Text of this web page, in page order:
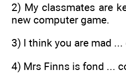
2) My classmates are
new computer game.
3) I think you are mad ...
4) Mrs Finns is fond ...